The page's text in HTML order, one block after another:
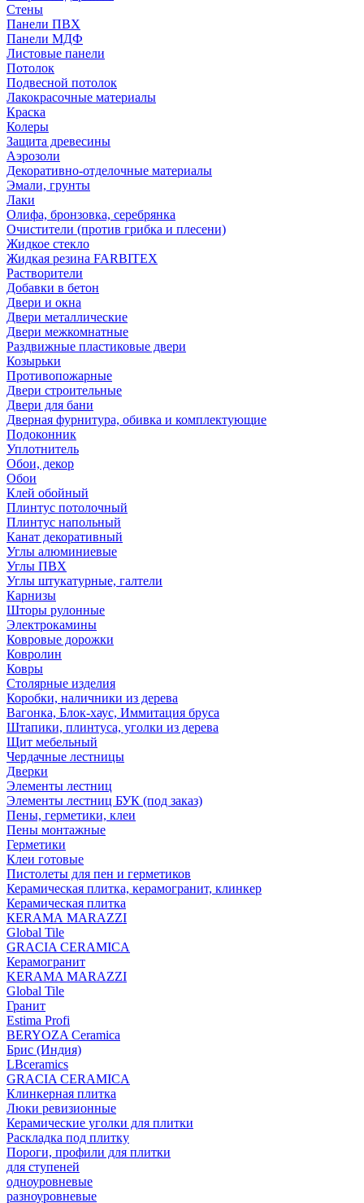
Стены
Панели ПВХ
Панели МДФ
Листовые панели
Потолок
Подвесной потолок
Лакокрасочные материалы
Краска
Колеры
Защита древесины
Аэрозоли
Декоративно-отделочные материалы
Эмали, грунты
Лаки
Олифа, бронзовка, серебрянка
Очистители (против грибка и плесени)
Жидкое стекло
Жидкая резина FARBITEX
Растворители
Добавки в бетон
Двери и окна
Двери металлические
Двери межкомнатные
Раздвижные пластиковые двери
Козырьки
Противопожарные
Двери строительные
Двери для бани
Дверная фурнитура, обивка и комплектующие
Подоконник
Уплотнитель
Обои, декор
Обои
Клей обойный
Плинтус потолочный
Плинтус напольный
Канат декоративный
Углы алюминиевые
Углы ПВХ
Углы штукатурные, галтели
Карнизы
Шторы рулонные
Электрокамины
Ковровые дорожки
Ковролин
Ковры
Столярные изделия
Коробки, наличники из дерева
Вагонка, Блок-хаус, Иммитация бруса
Штапики, плинтуса, уголки из дерева
Щит мебельный
Чердачные лестницы
Дверки
Элементы лестниц
Элементы лестниц БУК (под заказ)
Пены, герметики, клеи
Пены монтажные
Герметики
Клеи готовые
Пистолеты для пен и герметиков
Керамическая плитка, керамогранит, клинкер
Керамическая плитка
КЕRАМА MARAZZI
Global Tile
GRACIA CERAMICA
Керамогранит
KERAMA MARAZZI
Global Tile
Гранит
Estima Profi
BERYOZA Ceramica
Брис (Индия)
LBceramics
GRACIA CERAMICA
Клинкерная плитка
Люки ревизионные
Керамические уголки для плитки
Раскладка под плитку
Пороги, профили для плитки
для ступеней
одноуровневые
разноуровневые